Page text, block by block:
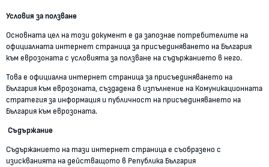
Условия за ползване
Основната цел на този документ е да запознае потребителите на
официалната интернет страница за присъединяването на България
към еврозоната с условията за ползване на съдържанието в него.
Това е официална интернет страница за присъединяването на
България към еврозоната, създадена в изпълнение на Комуникационната
стратегия за информация и публичност на присъединяването на
България към еврозоната.
Съдържание
Съдържанието на тази интернет страница е съобразено с
изискванията на действащото в Република България